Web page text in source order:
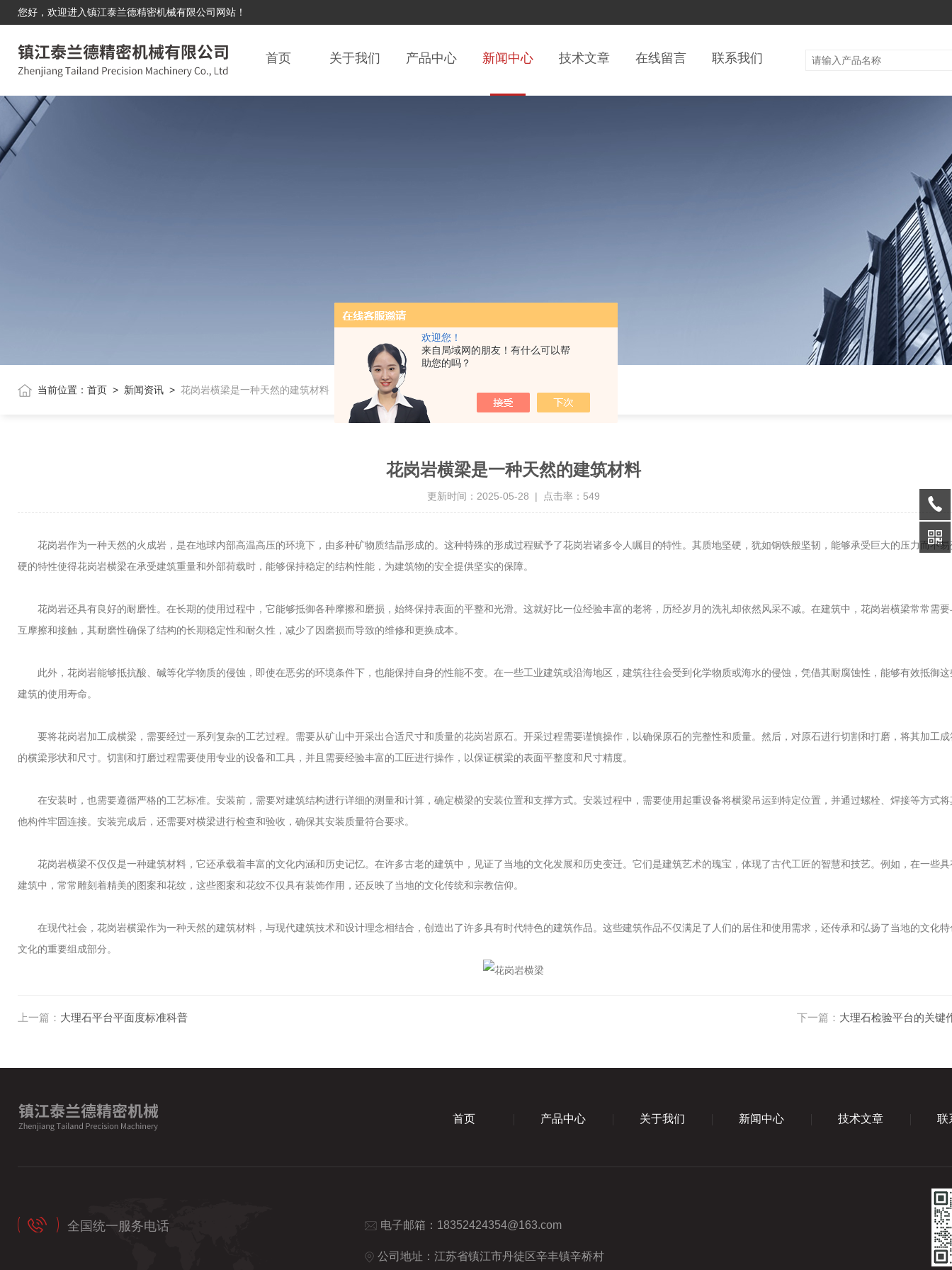
欢迎您！
来自局域网的朋友！有什么可以帮
助您的吗？
您好，欢迎进入镇江泰兰德精密机械有限公司网站！
首页 关于我们 产品中心 新闻中心 技术文章 在线留言 联系我们
当前位置： 首页 > 新闻资讯 > 花岗岩横梁是一种天然的建筑材料
花岗岩横梁是一种天然的建筑材料
更新时间：2025-05-28 | 点击率：549
花岗岩作为一种天然的火成岩，是在地球内部高温高压的环境下，由多种矿物质结晶形成的。这种特殊的形成过程赋予了花岗岩诸多令人瞩目的特性。其质地坚硬，犹如钢铁般坚韧，能够承受巨大的压力而不
硬的特性使得花岗岩横梁在承受建筑重量和外部荷载时，能够保持稳定的结构性能，为建筑物的安全提供坚实的保障。
花岗岩还具有良好的耐磨性。在长期的使用过程中，它能够抵御各种摩擦和磨损，始终保持表面的平整和光滑。这就好比一位经验丰富的老将，历经岁月的洗礼却依然风采不减。在建筑中，花岗岩横梁常常需
互摩擦和接触，其耐磨性确保了结构的长期稳定性和耐久性，减少了因磨损而导致的维修和更换成本。
此外，花岗岩能够抵抗酸、碱等化学物质的侵蚀，即使在恶劣的环境条件下，也能保持自身的性能不变。在一些工业建筑或沿海地区，建筑往往会受到化学物质或海水的侵蚀，凭借其耐腐蚀性，能够有效抵御
建筑的使用寿命。
要将花岗岩加工成横梁，需要经过一系列复杂的工艺过程。需要从矿山中开采出合适尺寸和质量的花岗岩原石。开采过程需要谨慎操作，以确保原石的完整性和质量。然后，对原石进行切割和打磨，将其加工
的横梁形状和尺寸。切割和打磨过程需要使用专业的设备和工具，并且需要经验丰富的工匠进行操作，以保证横梁的表面平整度和尺寸精度。
在安装时，也需要遵循严格的工艺标准。安装前，需要对建筑结构进行详细的测量和计算，确定横梁的安装位置和支撑方式。安装过程中，需要使用起重设备将横梁吊运到特定位置，并通过螺栓、焊接等方式
他构件牢固连接。安装完成后，还需要对横梁进行检查和验收，确保其安装质量符合要求。
花岗岩横梁不仅仅是一种建筑材料，它还承载着丰富的文化内涵和历史记忆。在许多古老的建筑中，见证了当地的文化发展和历史变迁。它们是建筑艺术的瑰宝，体现了古代工匠的智慧和技艺。例如，在一些
建筑中，常常雕刻着精美的图案和花纹，这些图案和花纹不仅具有装饰作用，还反映了当地的文化传统和宗教信仰。
在现代社会，花岗岩横梁作为一种天然的建筑材料，与现代建筑技术和设计理念相结合，创造出了许多具有时代特色的建筑作品。这些建筑作品不仅满足了人们的居住和使用需求，还传承和弘扬了当地的文化
文化的重要组成部分。
上一篇： 大理石平台平面度标准科普 下一篇： 大理石检验平台的关键
首页 产品中心 关于我们 新闻中心 技术文章 联
全国统一服务电话 电子邮箱： 18352424354@163.com
公司地址：江苏省镇江市丹徒区辛丰镇辛桥村